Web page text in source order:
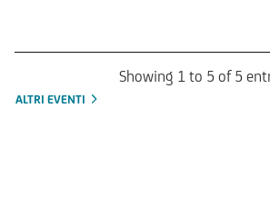
Showing 1 to 5 of 5
ALTRI EVENTI